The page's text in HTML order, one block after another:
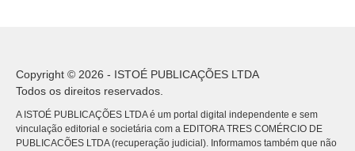
Copyright © 2026 - ISTOÉ PUBLICAÇÕES LTDA
Todos os direitos reservados.
A ISTOÉ PUBLICAÇÕES LTDA é um portal digital independente e sem
vinculação editorial e societária com a EDITORA TRES COMÉRCIO DE
PUBLICACÕES LTDA (recuperação judicial). Informamos também que não